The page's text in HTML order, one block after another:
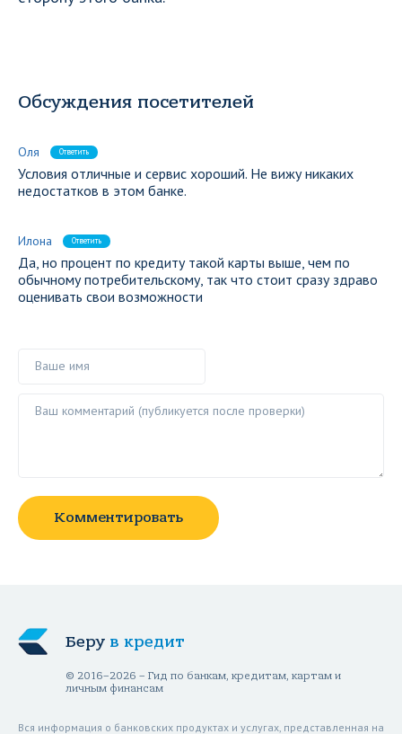
Обсуждения посетителей
Оля Ответить
Условия отличные и сервис хороший. Не вижу никаких
недостатков в этом банке.
Илона Ответить
Да, но процент по кредиту такой карты выше, чем по
обычному потребительскому, так что стоит сразу здраво
оценивать свои возможности
Комментировать
Беру в кредит
© 2016–2026 – Гид по банкам, кредитам, картам и
личным финансам
Вся информация о банковских продуктах и услугах, представленная на